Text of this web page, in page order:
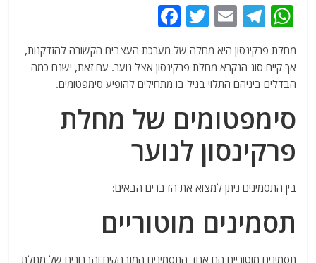
W
at
s
A
p
p
T
e
g
ra
m
E
m
ai
l
T
w
itt
er
c
e
b
o
o
מחלת פרקינסון היא מחלה של מערכת העצבים הקשורה להזדקנות,
אך קיים סוג הנקרא מחלת פרקינסון אצל נוער. עם זאת, ישנם כמה
הבדלים ביניהם התלוי בגיל בו מתחילים להופיע סימפטומים.
סימפטומים של מחלת
פרקינסון לנוער
בין התסמינים ניתן למצוא את הדברים הבאים:
תסמינים מוטוריים
תסמינים מוטוריים הם אחד התסמינים המובהקים והברורים של מחלת